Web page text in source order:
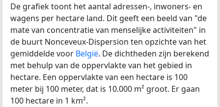
De grafiek toont het aantal adressen-, inwoners- en
wagens per hectare land. Dit geeft een beeld van "de
mate van concentratie van menselijke activiteiten" in
de buurt Nonceveux-Dispersion ten opzichte van het
gemiddelde voor België. De dichtheden zijn berekend
met behulp van de oppervlakte van het gebied in
hectare. Een oppervlakte van een hectare is 100
meter bij 100 meter, dat is 10.000 m² groot. Er gaan
100 hectare in 1 km².